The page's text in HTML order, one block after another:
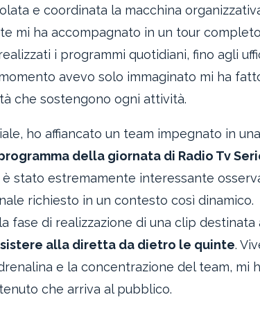
e coordinata la macchina
mi ha accompagnato in un tour
i programmi quotidiani, fino agli
avevo solo immaginato mi ha
che sostengono ogni attività.
ho affiancato un team impegnato in
della giornata di Radio Tv
è stato estremamente interessante
richiesto in un contesto così dinamico.
fase di realizzazione di una clip
alla diretta da dietro le quinte.
e la concentrazione del team,
che arriva al pubblico.